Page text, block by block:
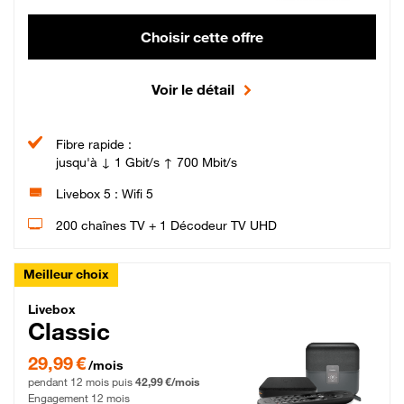
Choisir cette offre
Voir le détail
Fibre rapide :
jusqu'à ↓ 1 Gbit/s ↑ 700 Mbit/s
Livebox 5 : Wifi 5
200 chaînes TV + 1 Décodeur TV UHD
Meilleur choix
Livebox Classic Fibre
Livebox
Classic
29,99 € par mois pendant 12 mois puis 42,99 € par mois, Engagement 12 mois
29,99 €/mois
pendant 12 mois puis 42,99 €/mois
Engagement 12 mois